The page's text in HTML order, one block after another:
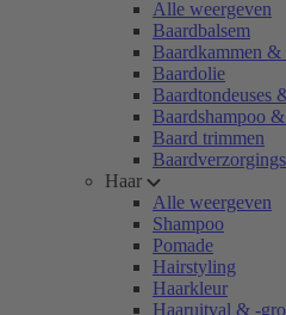
Alle weergeven
Baardbalsem
Baardkammen &
Baardolie
Baardtondeuses
Baardshampoo
Baard trimmen
Haar
Alle weergeven
Shampoo
Pomade
Hairstyling
Haarkleur
Haaruitval & -